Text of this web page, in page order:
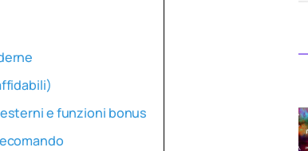
e funzioni bonus